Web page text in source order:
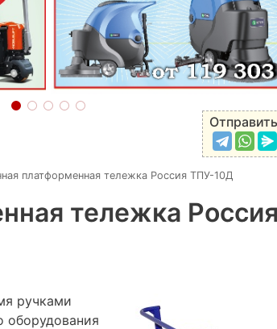
платформенная тележка Россия ТПУ-10Д
тележка Россия
ручками
оборудования